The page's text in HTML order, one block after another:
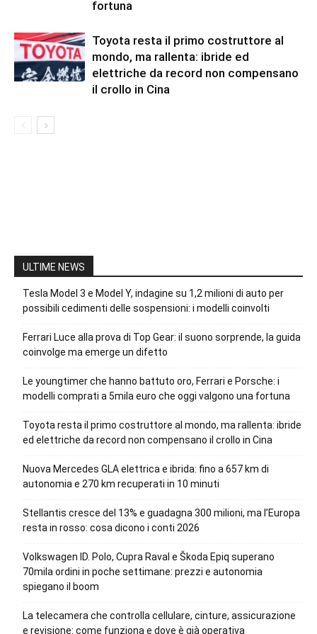
fortuna
Toyota resta il primo costruttore al
mondo, ma rallenta: ibride ed
elettriche da record non compensano
il crollo in Cina
ULTIME NEWS
Tesla Model 3 e Model Y, indagine su 1,2 milioni di auto per
possibili cedimenti delle sospensioni: i modelli coinvolti
Ferrari Luce alla prova di Top Gear: il suono sorprende, la guida
coinvolge ma emerge un difetto
Le youngtimer che hanno battuto oro, Ferrari e Porsche: i
modelli comprati a 5mila euro che oggi valgono una fortuna
Toyota resta il primo costruttore al mondo, ma rallenta: ibride
ed elettriche da record non compensano il crollo in Cina
Nuova Mercedes GLA elettrica e ibrida: fino a 657 km di
autonomia e 270 km recuperati in 10 minuti
Stellantis cresce del 13% e guadagna 300 milioni, ma l’Europa
resta in rosso: cosa dicono i conti 2026
Volkswagen ID. Polo, Cupra Raval e Škoda Epiq superano
70mila ordini in poche settimane: prezzi e autonomia
spiegano il boom
La telecamera che controlla cellulare, cinture, assicurazione
e revisione: come funziona e dove è già operativa